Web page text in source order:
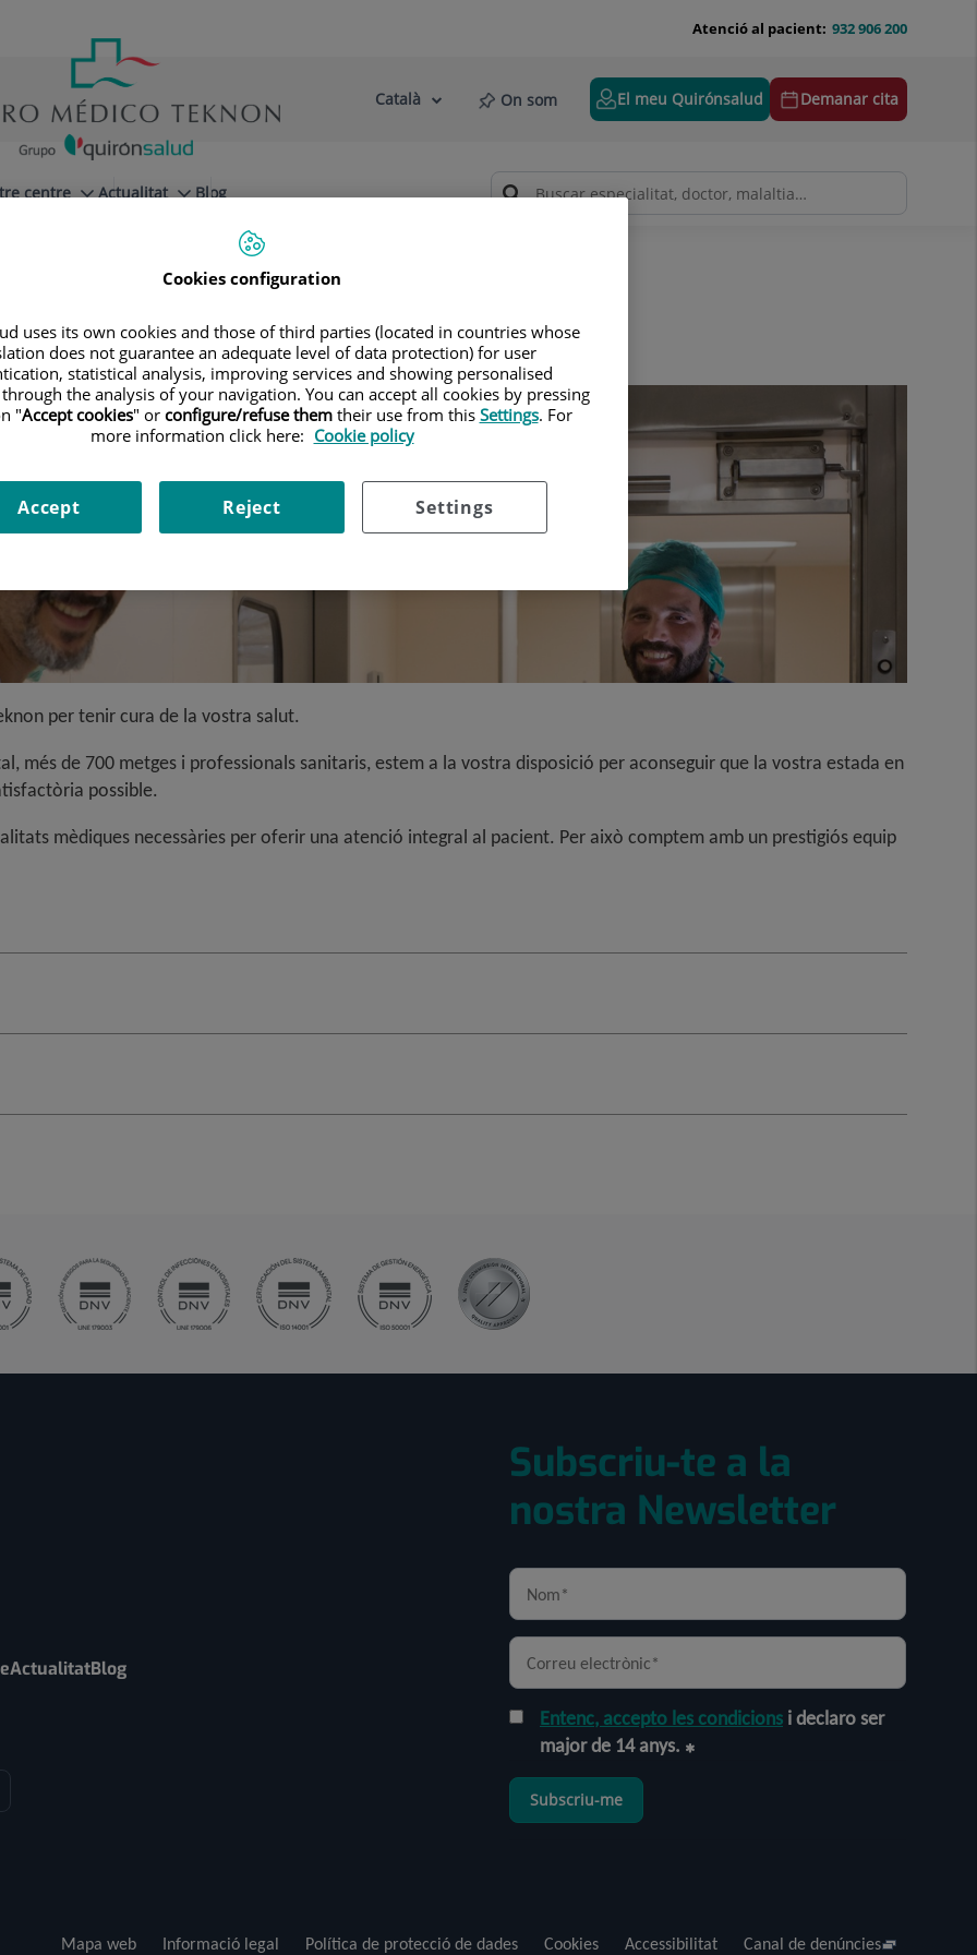
932 906 200
Atenció al pacient:
Selector
Llenguatge
Català On som El meu Quirónsalud Demanar cita
centre Actualitat Blog
per tenir cura de la vostra salut.
més de 700 metges i professionals sanitaris, estem a la vostra disposició per aconseguir que la vostra estada en
possible.
mèdiques necessàries per oferir una atenció integral al pacient. Per això comptem amb un prestigiós equip
ActualitatBlog
Subscriu-te a la
nostra Newsletter
Entenc, accepto les condicions i declaro ser
major de 14 anys.
Subscriu-me
Mapa web Informació legal Política de protecció de dades Cookies Accessibilitat Canal de denúncies
Cookies configuration
uses its own cookies and those of third parties (located in countries whose
does not guarantee an adequate level of data protection) for user
statistical analysis, improving services and showing personalised
the analysis of your navigation. You can accept all cookies by pressing
"Accept cookies" or configure/refuse themtheir use from this Settings. For
more information click here: Cookie policy
Settings
Reject
Accept